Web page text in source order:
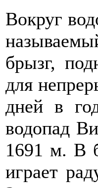
Вокруг
брызг,
для
дней в
водопад
1691 м. В
играет